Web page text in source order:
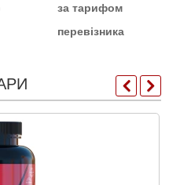
за тарифом
перевізника